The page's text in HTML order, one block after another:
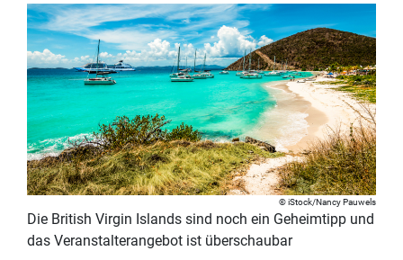
iStock/Nancy Pauwels
Die British Virgin Islands sind noch ein Geheimtipp und
das Veranstalterangebot ist überschaubar